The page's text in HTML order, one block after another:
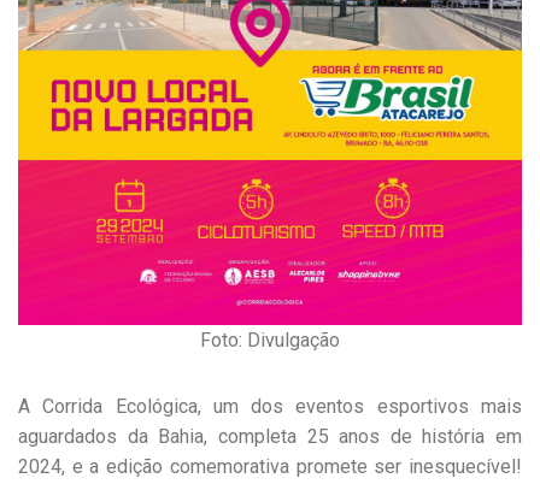
Foto: Divulgação
A Corrida Ecológica, um dos eventos esportivos mais
aguardados da Bahia, completa 25 anos de história em
2024, e a edição comemorativa promete ser inesquecível!